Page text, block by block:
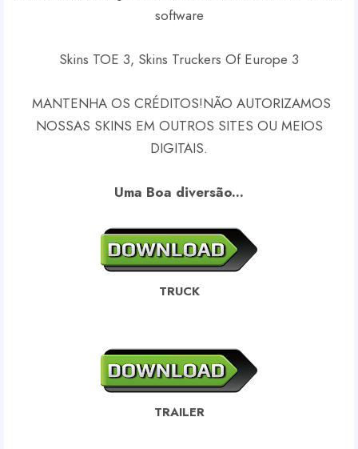
software
Skins TOE 3, Skins Truckers Of Europe 3
MANTENHA OS CRÉDITOS!NÃO AUTORIZAMOS
NOSSAS SKINS EM OUTROS SITES OU MEIOS
DIGITAIS.
Uma Boa diversão...
TRUCK
TRAILER